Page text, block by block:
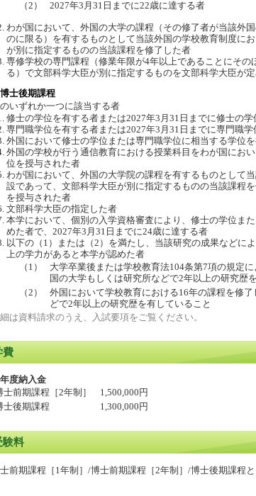
（2）
2027年3月31日までに22歳に達する者
わが国において、外国の大学の課程（その修了者が当該外
のに限る）を有するものとして当該外国の学校教育制度に
が別に指定するものの当該課程を修了した者
専修学校の専門課程（修業年限が4年以上であることにそ
る）で文部科学大臣が別に指定するものを文部科学大臣が
士後期課程
いずれか一つに該当する者
修士の学位を有する者または2027年3月31日までに修士の
専門職学位を有する者または2027年3月31日までに専門職
外国において修士の学位または専門職学位に相当する学位
外国の学校が行う通信教育における授業科目をわが国にお
位を授与された者
わが国において、外国の大学院の課程を有するものとして
設であって、文部科学大臣が別に指定するものの当該課程
を授与された者
文部科学大臣の指定した者
本学において、個別の入学資格審査により、修士の学位ま
めた者で、2027年3月31日までに24歳に達する者
以下の（1）または（2）を満たし、当該研究の成果などに
上の学力があると本学が認めた者
（1）
大学卒業後または学校教育法104条第7項の規定
国の大学もしくは研究所などで2年以上の研究歴
（2）
外国において学校教育における16年の課程を修
どで2年以上の研究歴を有していること
は資料請求のうえ、入試要項をご覧ください。
費
度納入金
士前期課程［2年制］
1,500,000円
士後期課程
1,300,000円
験料
前期課程［1年制］/博士前期課程［2年制］/博士後期課程と